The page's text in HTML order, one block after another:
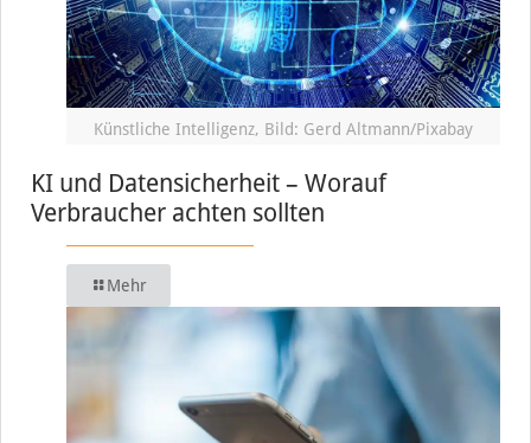
Künstliche Intelligenz, Bild: Gerd Altmann/Pixabay
KI und Datensicherheit – Worauf
Verbraucher achten sollten
Mehr